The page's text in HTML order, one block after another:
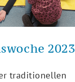
2023
traditionellen